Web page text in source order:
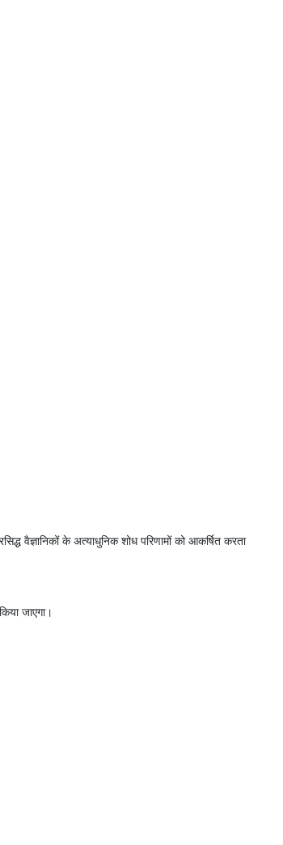
वैज्ञानिकों के अत्याधुनिक शोध परिणामों को आकर्षित करता
जाएगा।